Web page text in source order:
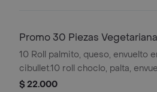
acompañada de la espectacular
Promo 30 Piezas Vegetariana
10 Roll palmito, queso, envuelto
cibullet.10 roll choclo, palta,
en queso topping almendras.10
$ 22.000